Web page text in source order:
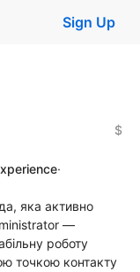
Sign Up
$
·
яка активно
—
роботу
точкою контакту